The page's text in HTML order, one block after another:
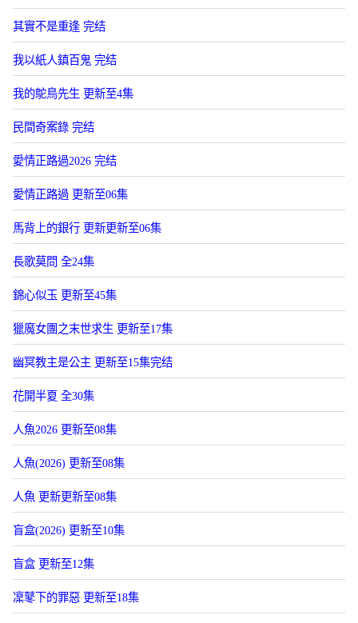
其實不是重逢 完结
我以紙人鎮百鬼 完结
我的鴕鳥先生 更新至4集
民間奇案錄 完结
愛情正路過2026 完结
愛情正路過 更新至06集
馬背上的銀行 更新更新至06集
長歌莫問 全24集
錦心似玉 更新至45集
獵魔女團之末世求生 更新至17集
幽冥教主是公主 更新至15集完结
花開半夏 全30集
人魚2026 更新至08集
人魚(2026) 更新至08集
人魚 更新更新至08集
盲盒(2026) 更新至10集
盲盒 更新至12集
凜鼕下的罪惡 更新至18集